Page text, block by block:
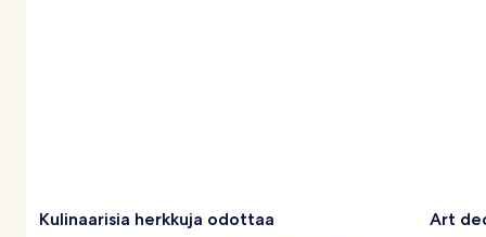
Kulinaarisia herkkuja odottaa Art